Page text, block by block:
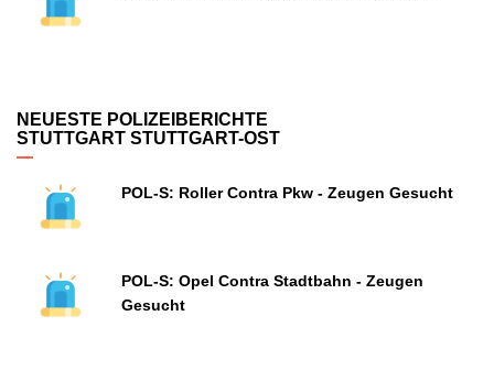
NEUESTE POLIZEIBERICHTE
STUTTGART STUTTGART-OST
POL-S: Roller Contra Pkw - Zeugen Gesucht
POL-S: Opel Contra Stadtbahn - Zeugen
Gesucht